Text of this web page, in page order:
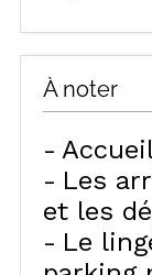
À noter
Les
et les
Le